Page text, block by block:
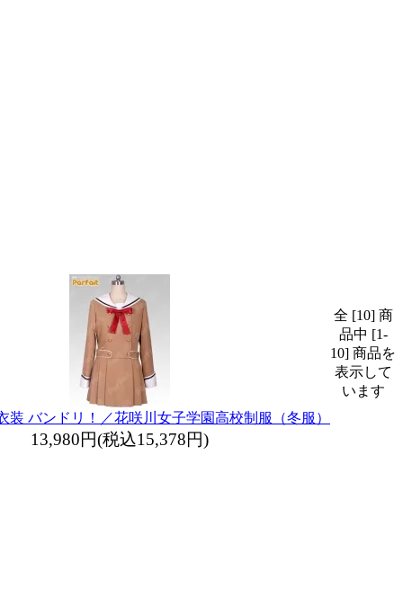
装 バンドリ！／花咲川女子学園高校制服（冬服）
13,980円(税込15,378円)
全 [10] 商
品中 [1-
10] 商品を
表示して
います